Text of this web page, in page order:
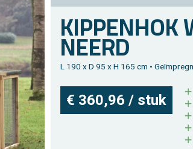
KIP­PEN­HOK
NEERD
L 190 x D 95 x H 165 cm •
€ 360,96 / stuk